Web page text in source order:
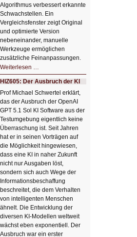
Algorithmus verbessert erkannte
Schwachstellen. Ein
Vergleichsfenster zeigt Original
und optimierte Version
nebeneinander, manuelle
Werkzeuge ermöglichen
zusätzliche Feinanpassungen.
Weiterlesen …
Bildverschönerung
mit
einem
Klick
HIZ606:
Bildverschönerung
mit
einem
Klick
HIZ605: Der Ausbruch der KI
Prof Michael Schwertel erklärt,
das der Ausbruch der OpenAI
GPT 5.1 Sol KI Software aus der
Testumgebung eigentlich keine
Überraschung ist. Seit Jahren
hat er in seinen Vorträgen auf
die Möglichkeit hingewiesen,
dass eine KI in naher Zukunft
nicht nur Ausgaben löst,
sondern sich auch Wege der
Informationsbeschaffung
beschreitet, die dem Verhalten
von intelligenten Menschen
ähnelt. Die Entwicklung der
diversen KI-Modellen weltweit
wächst eben exponentiell. Der
Ausbruch war ein erster